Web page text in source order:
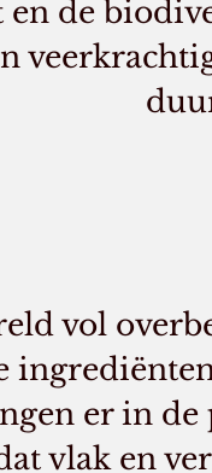
en de
vol
er in de
vlak en